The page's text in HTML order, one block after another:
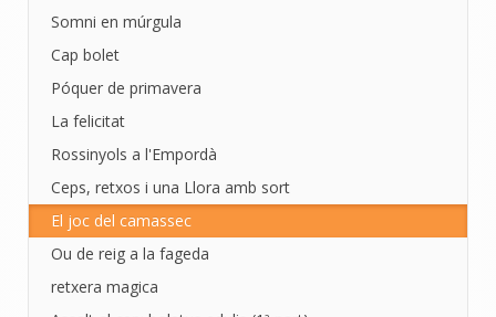
Somni en múrgula
Cap bolet
Póquer de primavera
La felicitat
Rossinyols a l'Empordà
Ceps, retxos i una Llora amb sort
El joc del camassec
Ou de reig a la fageda
retxera magica